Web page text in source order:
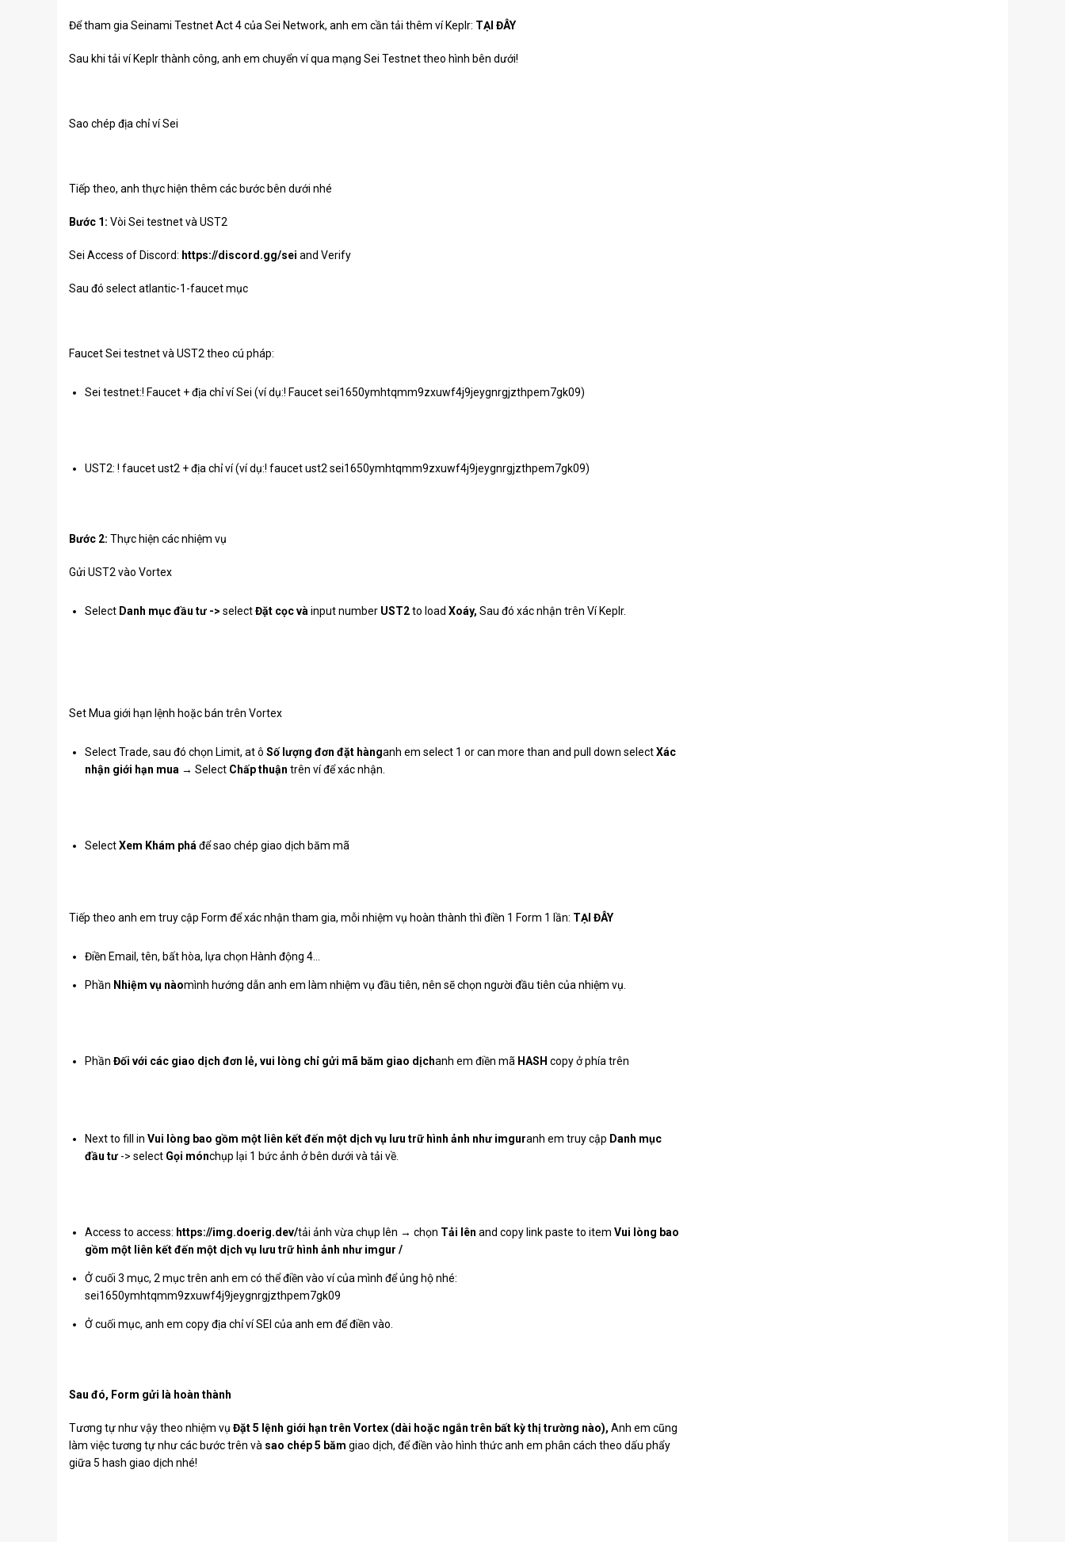
Để tham gia Seinami Testnet Act 4 của Sei Network, anh em cần tải thêm ví Keplr: TẠI ĐÂY
Sau khi tải ví Keplr thành công, anh em chuyển ví qua mạng Sei Testnet theo hình bên dưới!
Sao chép địa chỉ ví Sei
Tiếp theo, anh thực hiện thêm các bước bên dưới nhé
Bước 1: Vòi Sei testnet và UST2
Sei Access of Discord: https://discord.gg/sei and Verify
Sau đó select atlantic-1-faucet mục
Faucet Sei testnet và UST2 theo cú pháp:
Sei testnet:! Faucet + địa chỉ ví Sei (ví dụ:! Faucet sei1650ymhtqmm9zxuwf4j9jeygnrgjzthpem7gk09)
UST2: ! faucet ust2 + địa chỉ ví (ví dụ:! faucet ust2 sei1650ymhtqmm9zxuwf4j9jeygnrgjzthpem7gk09)
Bước 2: Thực hiện các nhiệm vụ
Gửi UST2 vào Vortex
Select Danh mục đầu tư -> selectĐặt cọc và input number UST2to load Xoáy, Sau đó xác nhận trên Ví Keplr.
Set Mua giới hạn lệnh hoặc bán trên Vortex
Select Trade, sau đó chọn Limit, at ô Số lượng đơn đặt hànganh em select 1 or can more than and pull down selectXác
nhận giới hạn mua → Select Chấp thuận trên ví để xác nhận.
SelectXem Khám phá để sao chép giao dịch băm mã
Tiếp theo anh em truy cập Form để xác nhận tham gia, mỗi nhiệm vụ hoàn thành thì điền 1 Form 1 lần: TẠI ĐÂY
Điền Email, tên, bất hòa, lựa chọn Hành động 4…
Phần Nhiệm vụ nàomình hướng dẫn anh em làm nhiệm vụ đầu tiên, nên sẽ chọn người đầu tiên của nhiệm vụ.
Phần Đối với các giao dịch đơn lẻ, vui lòng chỉ gửi mã băm giao dịchanh em điền mã HASH copy ở phía trên
Next to fill in Vui lòng bao gồm một liên kết đến một dịch vụ lưu trữ hình ảnh như imguranh em truy cập Danh mục
đầu tư -> select Gọi mónchụp lại 1 bức ảnh ở bên dưới và tải về.
Access to access: https://img.doerig.dev/tải ảnh vừa chụp lên → chọn Tải lên and copy link paste to item Vui lòng bao
gồm một liên kết đến một dịch vụ lưu trữ hình ảnh như imgur /
Ở cuối 3 mục, 2 mục trên anh em có thể điền vào ví của mình để ủng hộ nhé:
sei1650ymhtqmm9zxuwf4j9jeygnrgjzthpem7gk09
Ở cuối mục, anh em copy địa chỉ ví SEI của anh em để điền vào.
Sau đó, Form gửi là hoàn thành
Tương tự như vậy theo nhiệm vụ Đặt 5 lệnh giới hạn trên Vortex (dài hoặc ngắn trên bất kỳ thị trường nào), Anh em cũng
làm việc tương tự như các bước trên và sao chép 5 băm giao dịch, để điền vào hình thức anh em phân cách theo dấu phẩy
giữa 5 hash giao dịch nhé!